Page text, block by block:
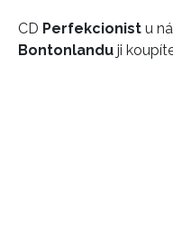
CD Perfekcionist u
Bontonlandu ji